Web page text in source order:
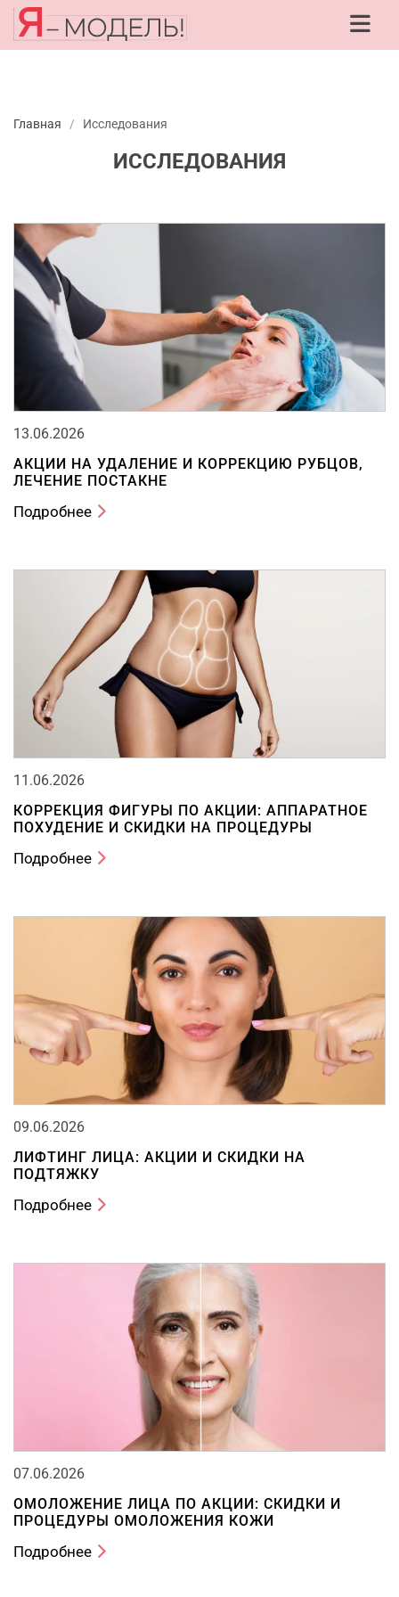
Главная / Исследования
ИССЛЕДОВАНИЯ
13.06.2026
АКЦИИ НА УДАЛЕНИЕ И КОРРЕКЦИЮ РУБЦОВ,
ЛЕЧЕНИЕ ПОСТАКНЕ
Подробнее
11.06.2026
КОРРЕКЦИЯ ФИГУРЫ ПО АКЦИИ: АППАРАТНОЕ
ПОХУДЕНИЕ И СКИДКИ НА ПРОЦЕДУРЫ
Подробнее
09.06.2026
ЛИФТИНГ ЛИЦА: АКЦИИ И СКИДКИ НА
ПОДТЯЖКУ
Подробнее
07.06.2026
ОМОЛОЖЕНИЕ ЛИЦА ПО АКЦИИ: СКИДКИ И
ПРОЦЕДУРЫ ОМОЛОЖЕНИЯ КОЖИ
Подробнее